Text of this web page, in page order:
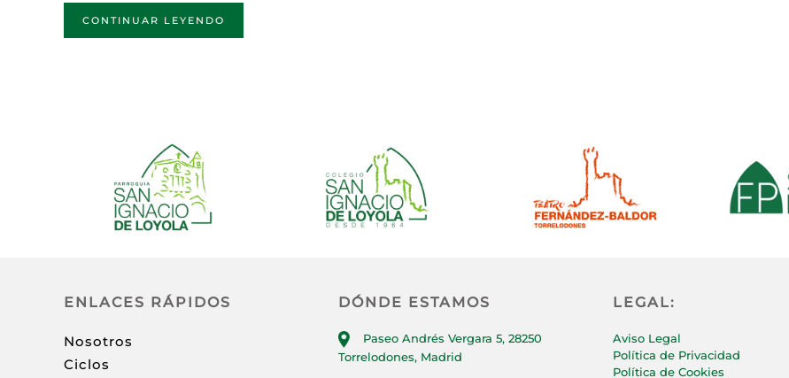
CONTINUAR LEYENDO
ENLACES RÁPIDOS
Nosotros
Ciclos
DÓNDE ESTAMOS
Paseo Andrés Vergara 5, 28250
Torrelodones, Madrid
LEGAL:
Aviso Legal
Política de Privacidad
Política de Cookies